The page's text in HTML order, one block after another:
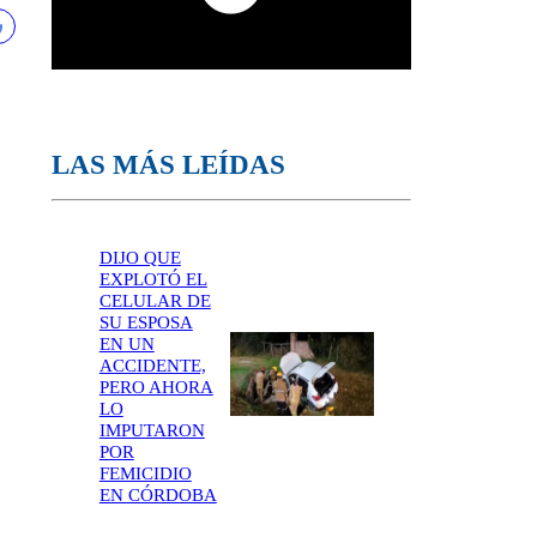
LAS MÁS LEÍDAS
DIJO QUE
EXPLOTÓ EL
CELULAR DE
SU ESPOSA
EN UN
ACCIDENTE,
PERO AHORA
LO
IMPUTARON
POR
FEMICIDIO
EN CÓRDOBA